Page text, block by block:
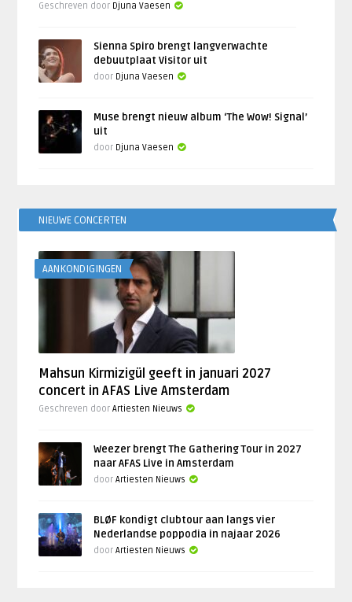
Geschreven door Djuna Vaesen
Sienna Spiro brengt langverwachte
debuutplaat Visitor uit
door Djuna Vaesen
Muse brengt nieuw album ‘The Wow! Signal’
uit
door Djuna Vaesen
NIEUWE CONCERTEN
AANKONDIGINGEN
Mahsun Kirmizigül geeft in januari 2027
concert in AFAS Live Amsterdam
Geschreven doorArtiesten Nieuws
Weezer brengt The Gathering Tour in 2027
naar AFAS Live in Amsterdam
doorArtiesten Nieuws
BLØF kondigt clubtour aan langs vier
Nederlandse poppodia in najaar 2026
doorArtiesten Nieuws